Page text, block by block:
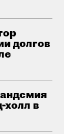
долгов
холл в